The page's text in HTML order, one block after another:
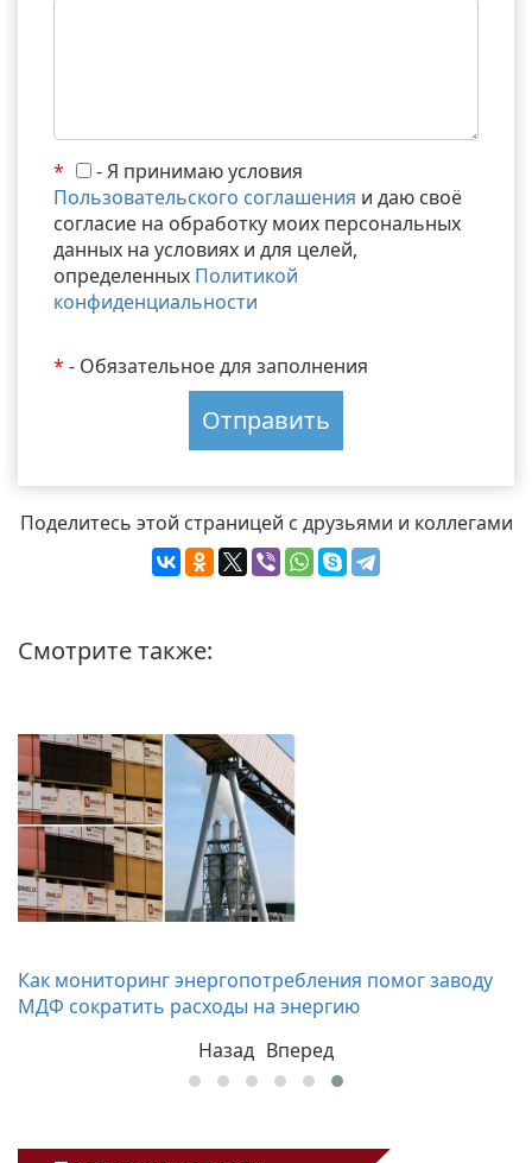
*
- Я принимаю условия
Пользовательского соглашения и даю своё
согласие на обработку моих персональных
данных на условиях и для целей,
определенных Политикой
конфиденциальности
* - Обязательное для заполнения
Поделитесь этой страницей с друзьями и коллегами
Смотрите также:
Как мониторинг энергопотребления помог заводу
МДФ сократить расходы на энергию
Назад Вперед